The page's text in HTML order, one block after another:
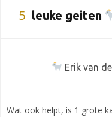
5 leuke geiten
Erik van
Wat ook helpt, is 1 grote